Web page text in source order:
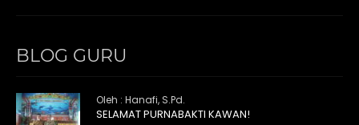
BLOG GURU
Oleh : Hanafi, S.Pd.
SELAMAT PURNABAKTI KAWAN!